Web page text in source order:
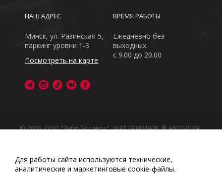
ВРЕМЯ РАБОТЫ
Ежедневно без
выходных
с 9.00 до 20.00
НАШ АДРЕС
Минск, ул. Разинская 5,
паркинг уровни 1-3
Посмотреть на карте
© 2026, ООО "Зубр Эксперт", УНП 193801908. ® АВТОДОМ
Обращаем Ваше внимание на то, что данный интернет-
сайт носит исключительно информационный характер
Любое использование либо копирование материалов
Для работы сайта используются технические,
аналитические и маркетинговые сооkіе-файлы.